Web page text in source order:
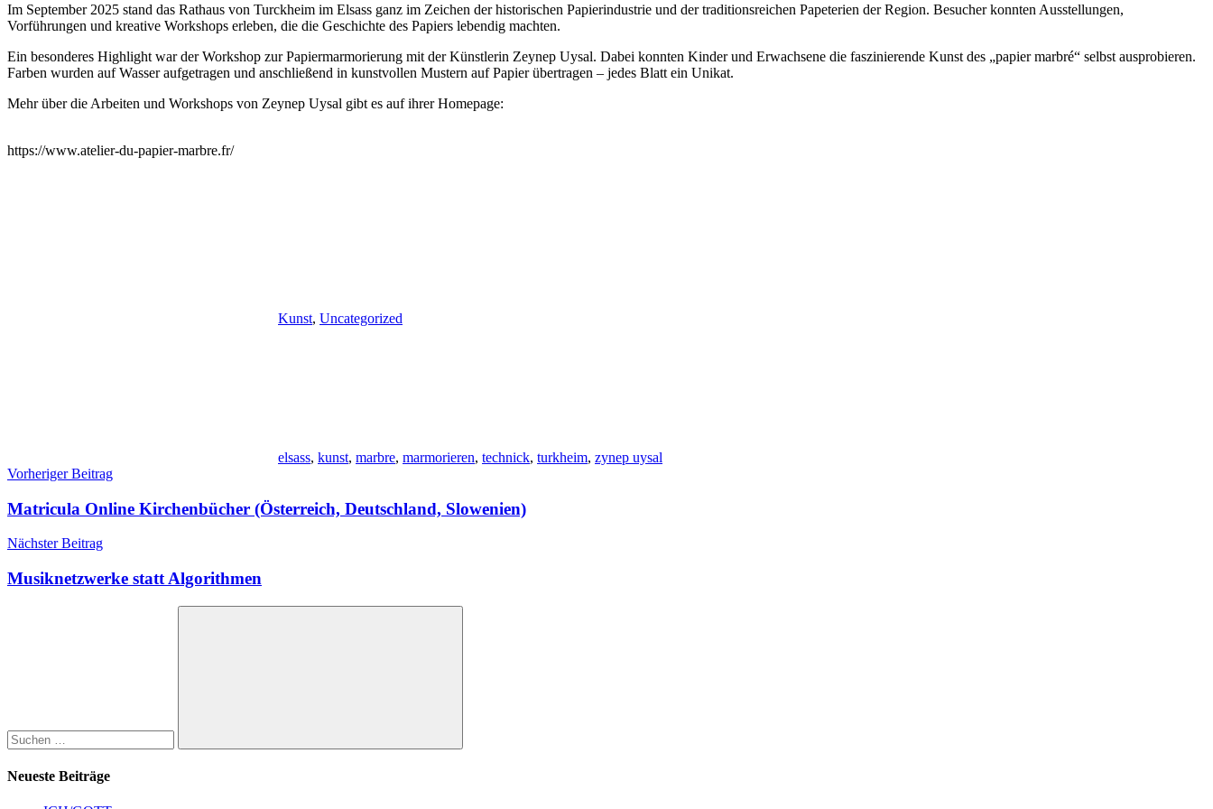
Im September 2025 stand das Rathaus von Turckheim im Elsass ganz im Zeichen der historischen Papierindustrie und der traditionsreichen Papeterien der Region. Besucher konnten Ausstellungen,
Vorführungen und kreative Workshops erleben, die die Geschichte des Papiers lebendig machten.
Ein besonderes Highlight war der Workshop zur Papiermarmorierung mit der Künstlerin Zeynep Uysal. Dabei konnten Kinder und Erwachsene die faszinierende Kunst des „papier marbré“ selbst ausprobieren.
Farben wurden auf Wasser aufgetragen und anschließend in kunstvollen Mustern auf Papier übertragen – jedes Blatt ein Unikat.
Mehr über die Arbeiten und Workshops von Zeynep Uysal gibt es auf ihrer Homepage:
https://www.atelier-du-papier-marbre.fr/
Kunst, Uncategorized
elsass, kunst, marbre, marmorieren, technick, turkheim, zynep uysal
Beitragsnavigation
Vorheriger Beitrag
Matricula Online Kirchenbücher (Österreich, Deutschland, Slowenien)
Nächster Beitrag
Musiknetzwerke statt Algorithmen
Suchen
Neueste Beiträge